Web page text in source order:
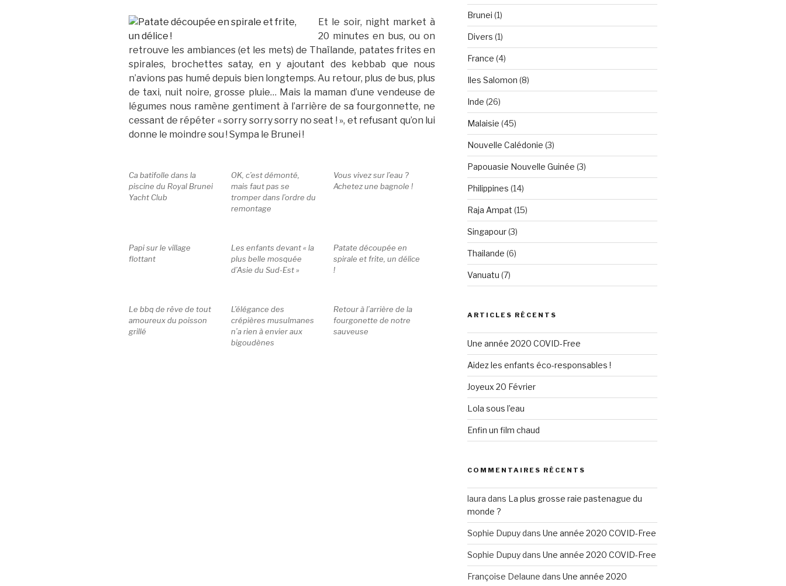
Et le soir, night market à
20 minutes en bus, ou on
retrouve les ambiances (et les mets) de Thaïlande, patates frites en
spirales, brochettes satay, en y ajoutant des kebbab que nous
n’avions pas humé depuis bien longtemps. Au retour, plus de bus, plus
de taxi, nuit noire, grosse pluie… Mais la maman d’une vendeuse de
légumes nous ramène gentiment à l’arrière de sa fourgonnette, ne
cessant de répéter « sorry sorry sorry no seat ! », et refusant qu’on lui
donne le moindre sou ! Sympa le Brunei !
Ca batifolle dans la
piscine du Royal Brunei
Yacht Club
OK, c’est démonté,
mais faut pas se
tromper dans l’ordre du
remontage
Vous vivez sur l’eau ?
Achetez une bagnole !
Papi sur le village
flottant
Les enfants devant « la
plus belle mosquée
d’Asie du Sud-Est »
Patate découpée en
spirale et frite, un délice
!
Le bbq de rêve de tout
amoureux du poisson
grillé
L’élégance des
crépières musulmanes
n’a rien à envier aux
bigoudènes
Retour à l’arrière de la
fourgonette de notre
sauveuse
Brunei (1)
Divers (1)
France (4)
Iles Salomon (8)
Inde (26)
Malaisie (45)
Nouvelle Calédonie (3)
Papouasie Nouvelle Guinée (3)
Philippines (14)
Raja Ampat (15)
Singapour(3)
Thailande (6)
Vanuatu (7)
ARTICLES RÉCENTS
Une année 2020 COVID-Free
Aidez les enfants éco-responsables !
Joyeux 20 Février
Lola sous l’eau
Enfin un film chaud
COMMENTAIRES RÉCENTS
laura dans La plus grosse raie pastenague du
monde ?
Sophie Dupuydans Une année 2020 COVID-Free
Sophie Dupuydans Une année 2020 COVID-Free
Françoise Delaune dans Une année 2020